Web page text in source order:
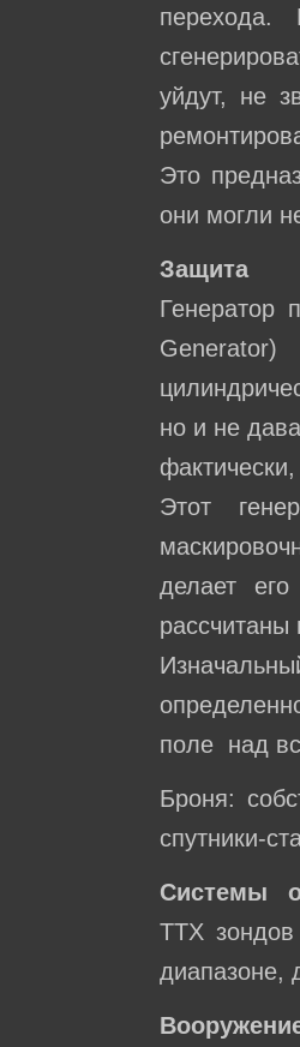
уйдут, не
Это
они могли
Защита
Генератор
но и не
Этот
делает
рассчитаны
поле над
Броня:
спутники-
Системы
ТТХ
диапазоне,